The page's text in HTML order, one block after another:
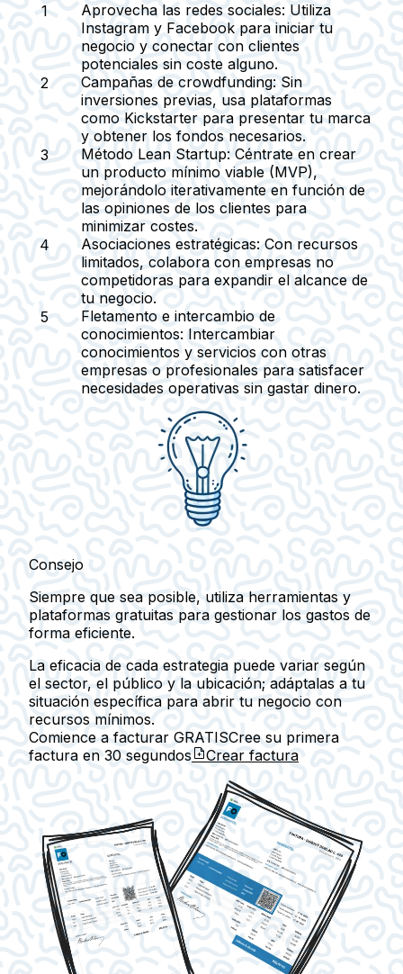
Aprovecha las redes sociales: Utiliza
Instagram y Facebook para iniciar tu
negocio y conectar con clientes
potenciales sin coste alguno.
Campañas de crowdfunding: Sin
inversiones previas, usa plataformas
como Kickstarter para presentar tu marca
y obtener los fondos necesarios.
Método Lean Startup: Céntrate en crear
un producto mínimo viable (MVP),
mejorándolo iterativamente en función de
las opiniones de los clientes para
minimizar costes.
Asociaciones estratégicas: Con recursos
limitados, colabora con empresas no
competidoras para expandir el alcance de
tu negocio.
Fletamento e intercambio de
conocimientos: Intercambiar
conocimientos y servicios con otras
empresas o profesionales para satisfacer
necesidades operativas sin gastar dinero.
Consejo
Siempre que sea posible, utiliza herramientas y
plataformas gratuitas para gestionar los gastos de
forma eficiente.
La eficacia de cada estrategia puede variar según
el sector, el público y la ubicación; adáptalas a tu
situación específica para abrir tu negocio con
recursos mínimos.
Comience a facturar GRATISCree su primera
factura en 30 segundos Crear factura